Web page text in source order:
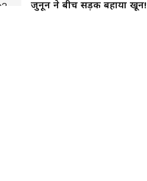
जुनून ने बीच सड़क बहाया खून!